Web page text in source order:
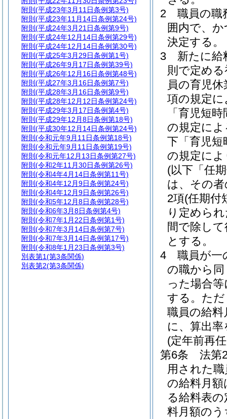
2
職員の職
囲内で、
決定する。
3
新たに給
則で定め
員の育児
項の規定
「育児短
の規定に
下「育児短
の規定に
(以下「任
は、その
2項(任期付
り定めら
間で除し
とする。
4
職員が一
の職から
った場合
する。 た
職員の給
に、算出
(定年前再
第6条
法第
用された職
の給料月額
る給料表
料月額のう
附則 (平成23年3月11日条例第3号)
附則 (平成23年11月14日条例第24号)
附則 (平成24年3月21日条例第9号)
附則 (平成24年12月14日条例第29号)
附則 (平成24年12月14日条例第30号)
附則 (平成25年3月29日条例第1号)
附則 (平成26年9月17日条例第39号)
附則 (平成26年12月16日条例第48号)
附則 (平成27年3月16日条例第7号)
附則 (平成28年3月16日条例第9号)
附則 (平成28年12月12日条例第24号)
附則 (平成29年3月17日条例第4号)
附則 (平成29年12月8日条例第18号)
附則 (平成30年12月14日条例第24号)
附則 (令和元年9月11日条例第18号)
附則 (令和元年9月11日条例第19号)
附則 (令和元年12月13日条例第27号)
附則 (令和2年11月30日条例第26号)
附則 (令和4年4月14日条例第11号)
附則 (令和4年12月9日条例第24号)
附則 (令和4年12月9日条例第26号)
附則 (令和5年12月8日条例第28号)
附則 (令和6年3月8日条例第4号)
附則 (令和7年1月22日条例第1号)
附則 (令和7年3月14日条例第7号)
附則 (令和7年3月14日条例第17号)
附則 (令和8年1月23日条例第3号)
別表第1(第3条関係)
別表第2(第3条関係)